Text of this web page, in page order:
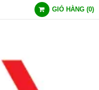
GIỎ HÀNG (0)